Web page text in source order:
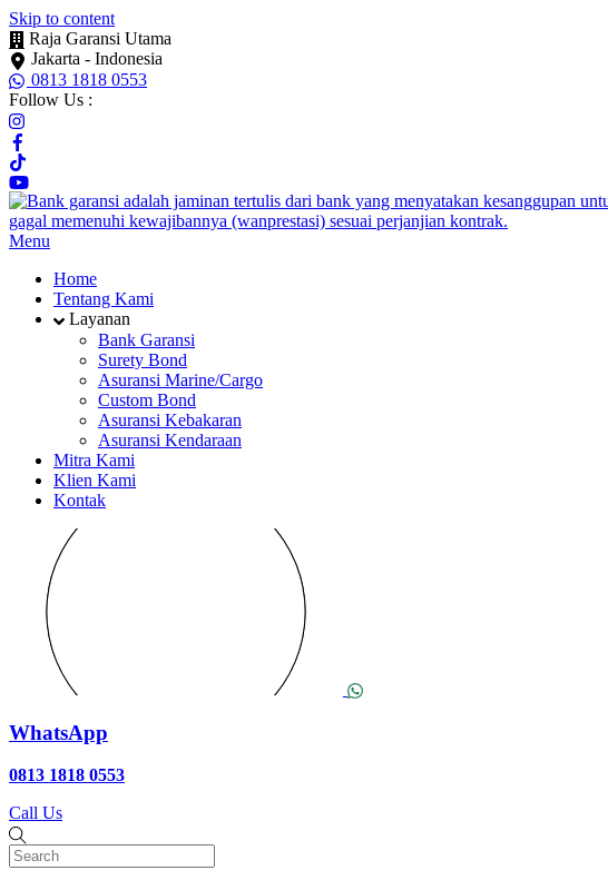
Skip to content
Raja Garansi Utama
Jakarta - Indonesia
0813 1818 0553
Follow Us :
Menu
Home
Tentang Kami
Layanan
Bank Garansi
Surety Bond
Asuransi Marine/Cargo
Custom Bond
Asuransi Kebakaran
Asuransi Kendaraan
Mitra Kami
Klien Kami
Kontak
WhatsApp
0813 1818 0553
Call Us